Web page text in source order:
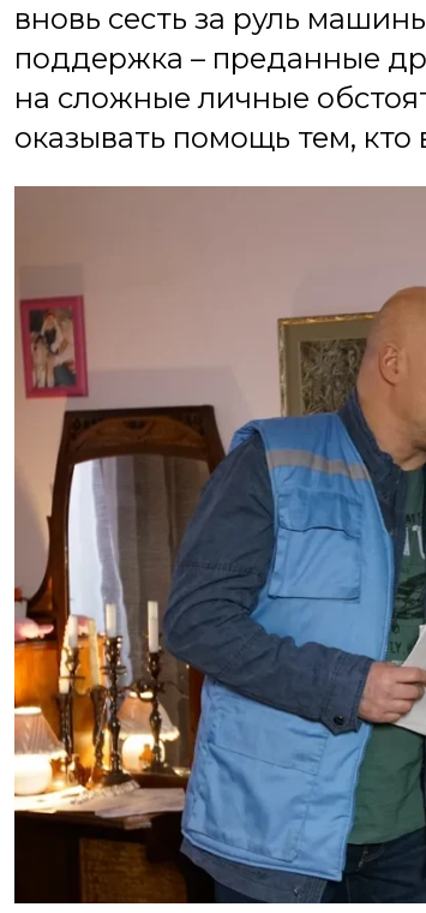
вновь сесть за руль
поддержка – преданные
на сложные личные
оказывать помощь тем, кто